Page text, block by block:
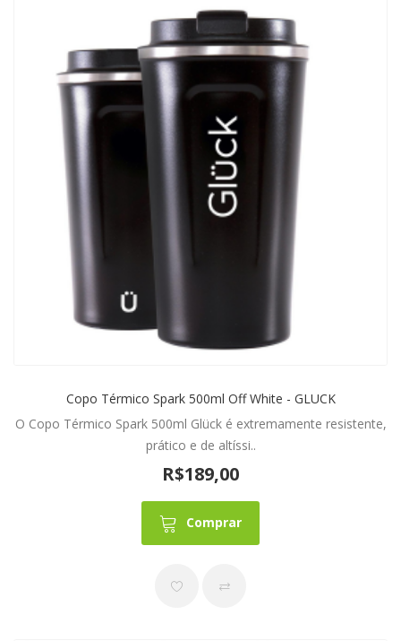
Copo Térmico Spark 500ml Off White - GLUCK
O Copo Térmico Spark 500ml Glück é extremamente resistente,
prático e de altíssi..
R$189,00
Comprar